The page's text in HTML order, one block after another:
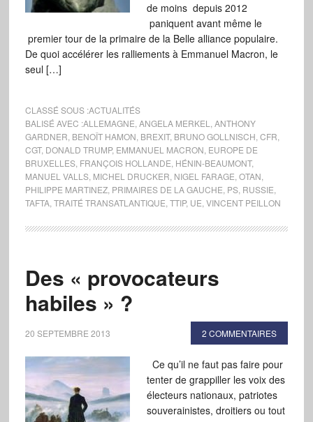
de moins depuis 2012
paniquent avant même le
premier tour de la primaire de la Belle alliance populaire.
De quoi accélérer les ralliements à Emmanuel Macron, le
seul […]
CLASSÉ SOUS :ACTUALITÉS
BALISÉ AVEC :ALLEMAGNE ANGELA MERKEL
ANTHONY
GARDNER BENOÎT HAMON BREXIT, BRUNO GOLLNISCH CFR
CGT, DONALD TRUMP, EMMANUEL MACRON EUROPE DE
BRUXELLES, FRANÇOIS HOLLANDE HÉNIN-BEAUMONT,
MANUEL VALLS, MICHEL DRUCKER NIGEL FARAGE OTAN
PHILIPPE MARTINEZ, PRIMAIRES DE LA GAUCHE PS, RUSSIE
TAFTA, TRAITÉ TRANSATLANTIQUE TTIP, UE VINCENT PEILLON
Des « provocateurs
habiles » ?
20 SEPTEMBRE 2013 2 COMMENTAIRES
Ce qu’il ne faut pas faire pour
tenter de grappiller les voix des
électeurs nationaux, patriotes
souverainistes, droitiers ou tout